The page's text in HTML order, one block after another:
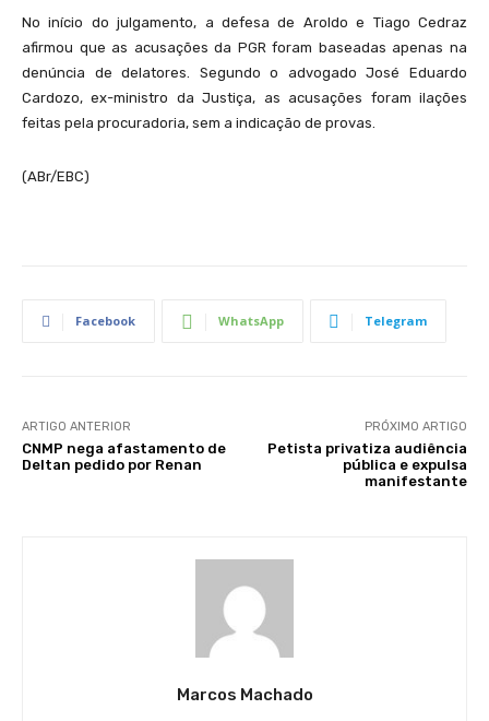
No início do julgamento, a defesa de Aroldo e Tiago Cedraz
afirmou que as acusações da PGR foram baseadas apenas na
denúncia de delatores. Segundo o advogado José Eduardo
Cardozo, ex-ministro da Justiça, as acusações foram ilações
feitas pela procuradoria, sem a indicação de provas.
(ABr/EBC)
Facebook WhatsApp Telegram
ARTIGO ANTERIOR
CNMP nega afastamento de
Deltan pedido por Renan
PRÓXIMO ARTIGO
Petista privatiza audiência
pública e expulsa
manifestante
Marcos Machado